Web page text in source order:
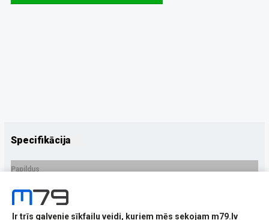
Specifikācija
Papildus
Ražotājs
PRECES APRAKSTS
Ir trīs galvenie sīkfailu veidi, kuriem mēs sekojam m79.lv